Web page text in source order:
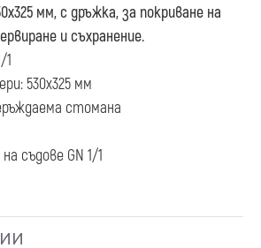
мм, с дръжка, за покриване на
и съхранение.
530x325 мм
стомана
съдове GN 1/1